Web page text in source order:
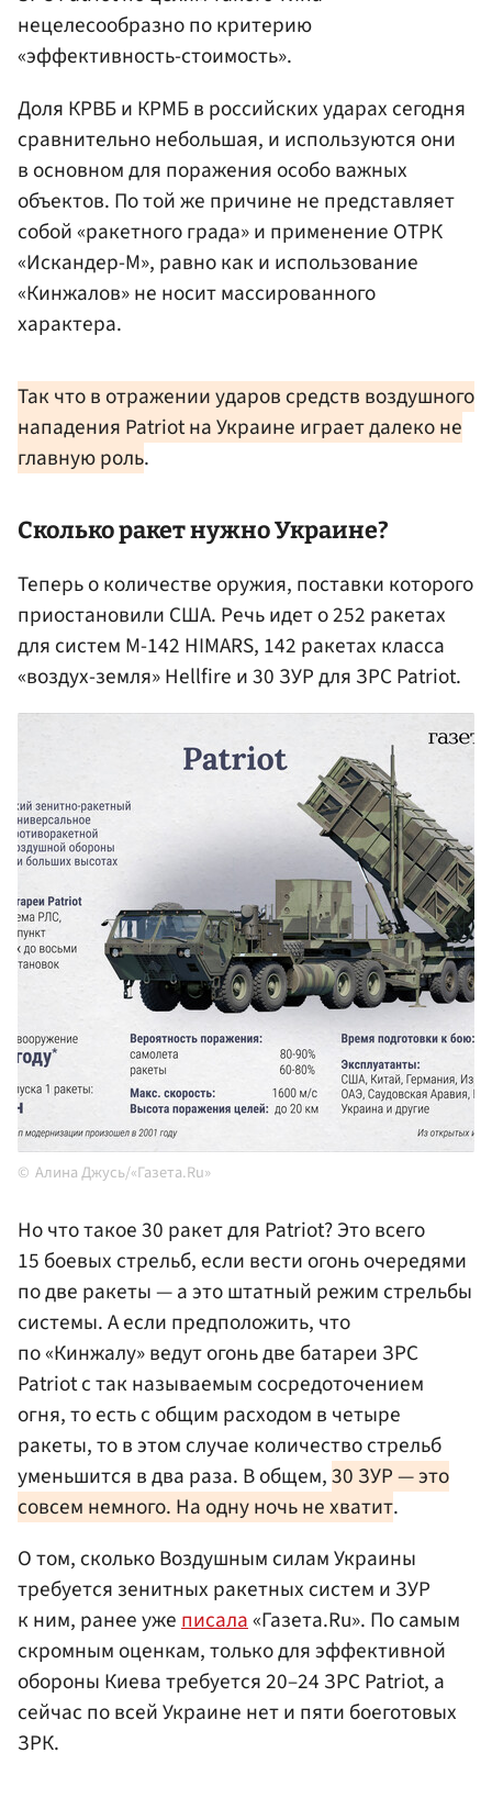
нецелесообразно по критерию
«эффективность-стоимость».
Доля КРВБ и КРМБ в российских ударах сегодня
сравнительно небольшая, и используются они
в основном для поражения особо важных
объектов. По той же причине не представляет
собой «ракетного града» и применение ОТРК
«Искандер-М», равно как и использование
«Кинжалов» не носит массированного
характера.
Так что в отражении ударов средств воздушного
нападения Patriot на Украине играет далеко не
главную роль.
Сколько ракет нужно Украине?
Теперь о количестве оружия, поставки которого
приостановили США. Речь идет о 252 ракетах
для систем М-142 HIMARS, 142 ракетах класса
«воздух-земля» Hellfire и 30 ЗУР для ЗРС Patriot.
Алина Джусь/«Газета.Ru»
Но что такое 30 ракет для Patriot? Это всего
15 боевых стрельб, если вести огонь очередями
по две ракеты — а это штатный режим стрельбы
системы. А если предположить, что
по «Кинжалу» ведут огонь две батареи ЗРС
Patriot с так называемым сосредоточением
огня, то есть с общим расходом в четыре
ракеты, то в этом случае количество стрельб
уменьшится в два раза. В общем,30 ЗУР — это
совсем немного. На одну ночь не хватит.
О том, сколько Воздушным силам Украины
требуется зенитных ракетных систем и ЗУР
к ним, ранее ужеписала«Газета.Ru». По самым
скромным оценкам, только для эффективной
обороны Киева требуется 20–24 ЗРС Patriot, а
сейчас по всей Украине нет и пяти боеготовых
ЗРК.